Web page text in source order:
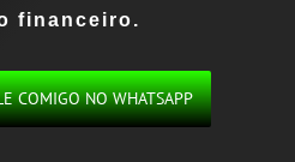
financeiro.
COMIGO NO WHATSAPP